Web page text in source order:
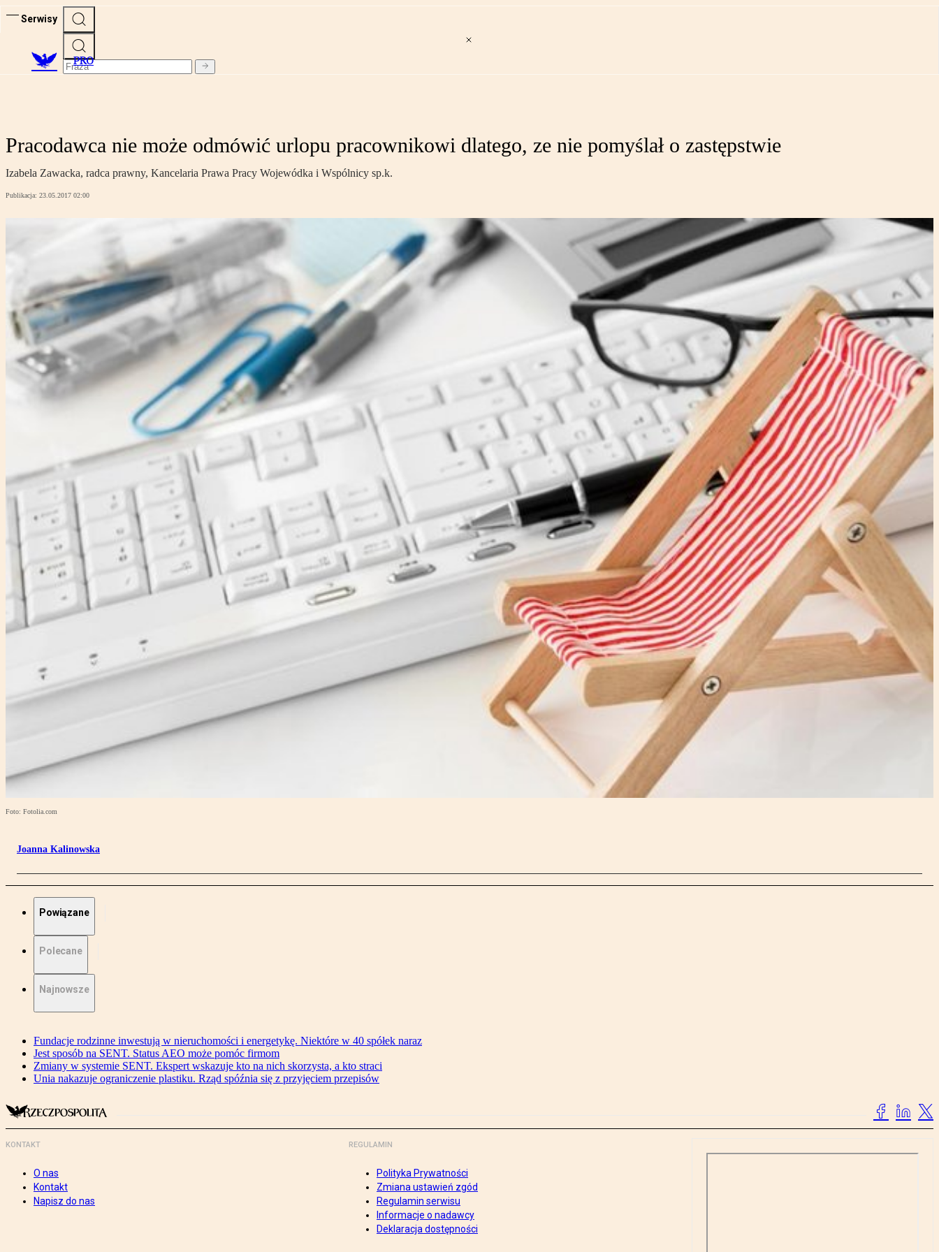
Serwisy
PRO
Pracodawca nie może odmówić urlopu pracownikowi dlatego, ze nie pomyślał o zastępstwie
Izabela Zawacka, radca prawny, Kancelaria Prawa Pracy Wojewódka i Wspólnicy sp.k.
Publikacja: 23.05.2017 02:00
Foto: Fotolia.com
Joanna Kalinowska
Powiązane
Polecane
Najnowsze
Fundacje rodzinne inwestują w nieruchomości i energetykę. Niektóre w 40 spółek naraz
Jest sposób na SENT. Status AEO może pomóc firmom
Zmiany w systemie SENT. Ekspert wskazuje kto na nich skorzysta, a kto straci
Unia nakazuje ograniczenie plastiku. Rząd spóźnia się z przyjęciem przepisów
KONTAKT
O nas
Kontakt
Napisz do nas
REGULAMIN
Polityka Prywatności
Zmiana ustawień zgód
Regulamin serwisu
Informacje o nadawcy
Deklaracja dostępności